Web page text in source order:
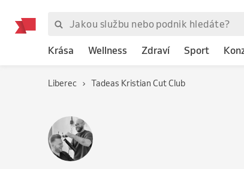
Krása Wellness Zdraví Sport
Liberec Tadeas Kristian Cut Club